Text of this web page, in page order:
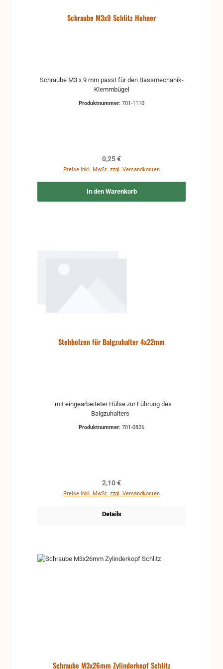
Schraube M3x9 Schlitz Hohner
Schraube M3 x 9 mm passt für den Bassmechanik-
Klemmbügel
Produktnummer: 701-1110
Regulärer Preis:
0,25 €
Preise inkl. MwSt. zzgl. Versandkosten
In den Warenkorb
Stehbolzen für Balgzuhalter 4x22mm
Produktnummer: 701-0826
Regulärer Preis:
2,10 €
Preise inkl. MwSt. zzgl. Versandkosten
Details
Schraube M3x26mm Zylinderkopf Schlitz